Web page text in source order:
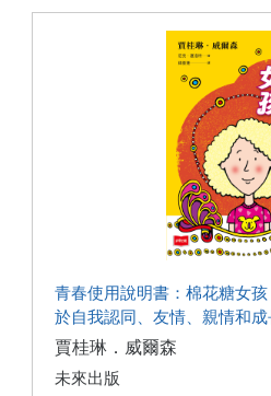
青春使用說明書：棉花糖女
於自我認同、友情、親情和成
賈桂琳．威爾森
未來出版